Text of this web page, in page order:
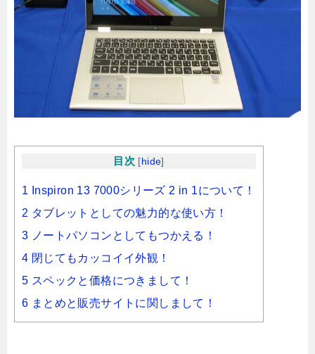
目次 [ hide]
1 Inspiron 13 7000シリーズ 2 in 1について！
2 タブレットとしての魅力的な使い方！
3 ノートパソコンとしてもつかえる！
4 閉じてもカッコイイ外観！
5 スペックと価格につきまして！
6 まとめと販売サイトに関しまして！